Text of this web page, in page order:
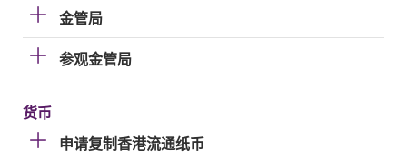
金管局
参观金管局
货币
申请复制香港流通纸币